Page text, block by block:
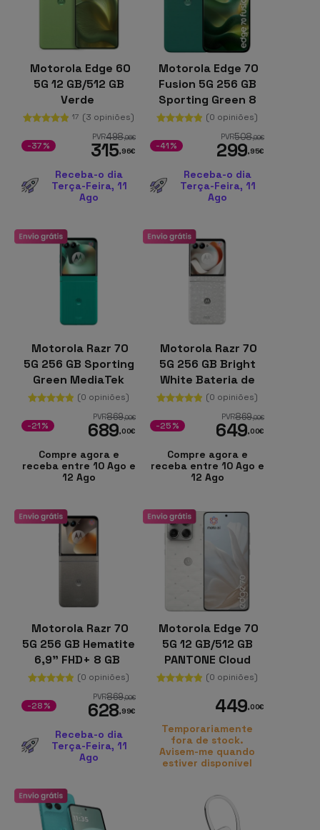
Motorola Edge 60
5G 12 GB/512 GB
Verde
17 (3 opiniões)
PVR498,96€
315,96€
-37%
Receba-o dia
Terça-Feira, 11
Ago
Motorola Edge 70
Fusion 5G 256 GB
Sporting Green 8
GB Sony LYTIA 710
50 MP OIS
(0 opiniões)
PVR508,99€
299,95€
-41%
Receba-o dia
Terça-Feira, 11
Ago
Motorola Razr 70
5G 256 GB Sporting
Green MediaTek
Dimensity 7400X +
(0 opiniões)
PVR869,00€
689,00€
-21%
Compre agora e
receba entre 10 Ago e
12 Ago
Motorola Razr 70
5G 256 GB Bright
White Bateria de
4800 mAh + 8 GB
(0 opiniões)
PVR869,00€
649,00€
-25%
Compre agora e
receba entre 10 Ago e
12 Ago
Motorola Razr 70
5G 256 GB Hematite
6,9" FHD+ 8 GB
(0 opiniões)
PVR869,00€
628,99€
-28%
Receba-o dia
Terça-Feira, 11
Ago
Motorola Edge 70
5G 12 GB/512 GB
PANTONE Cloud
Dancer Crystals by
(0 opiniões)
449,00€
Temporariamente
fora de stock.
Avisem-me quando
estiver disponível